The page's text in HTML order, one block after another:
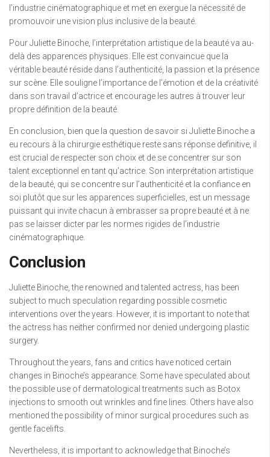
l’industrie cinématographique et met en exergue la nécessité de
promouvoir une vision plus inclusive de la beauté.
Pour Juliette Binoche, l’interprétation artistique de la beauté va au-
delà des apparences physiques. Elle est convaincue que la
véritable beauté réside dans l’authenticité, la passion et la présence
sur scène. Elle souligne l’importance de l’émotion et de la créativité
dans son travail d’actrice et encourage les autres à trouver leur
propre définition de la beauté.
En conclusion, bien que la question de savoir si Juliette Binoche a
eu recours à la chirurgie esthétique reste sans réponse definitive, il
est crucial de respecter son choix et de se concentrer sur son
talent exceptionnel en tant qu’actrice. Son interprétation artistique
de la beauté, qui se concentre sur l’authenticité et la confiance en
soi plutôt que sur les apparences superficielles, est un message
puissant qui invite chacun à embrasser sa propre beauté et à ne
pas se laisser dicter par les normes rigides de l’industrie
cinématographique.
Conclusion
Juliette Binoche, the renowned and talented actress, has been
subject to much speculation regarding possible cosmetic
interventions over the years. However, it is important to note that
the actress has neither confirmed nor denied undergoing plastic
surgery.
Throughout the years, fans and critics have noticed certain
changes in Binoche’s appearance. Some have speculated about
the possible use of dermatological treatments such as Botox
injections to smooth out wrinkles and fine lines. Others have also
mentioned the possibility of minor surgical procedures such as
gentle facelifts.
Nevertheless, it is important to acknowledge that Binoche’s